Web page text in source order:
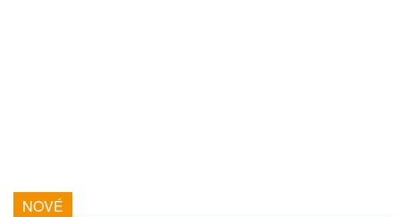
NOVÉ